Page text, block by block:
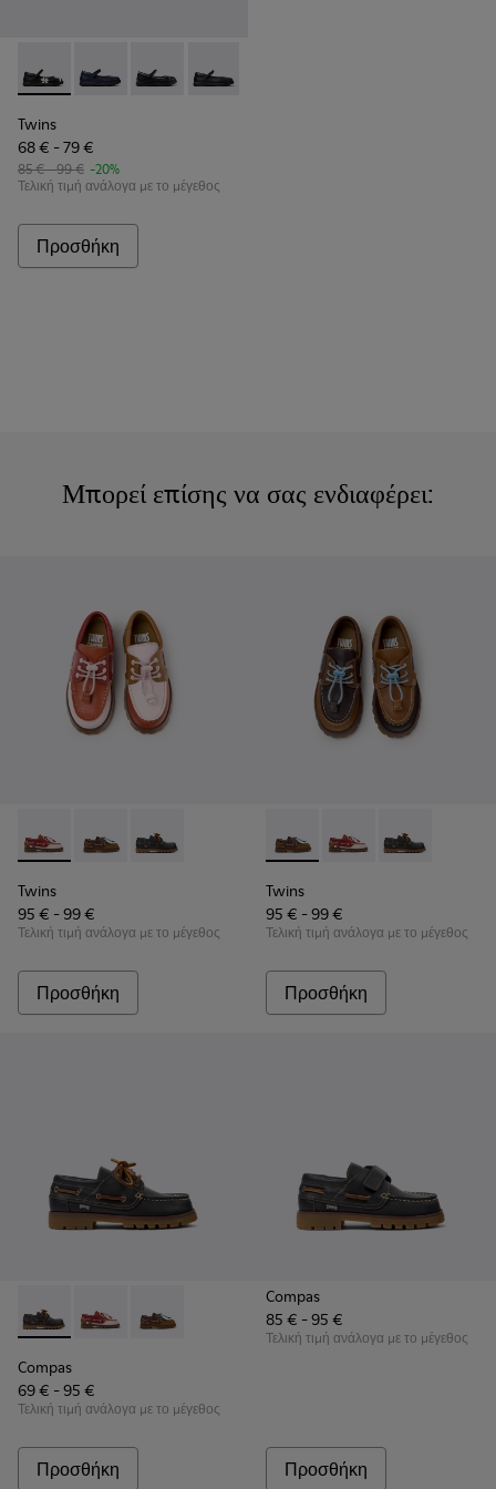
Twins - K800549-006 - Πολύχρωμες δερμάτινες μπαλαρίνες
Twins - K800549-007
Twins - K800549-004
Twins - K800549-003
Twins
68 € - 79 €
85 € - 99 € -20%
Τελική τιμή ανάλογα με το μέγεθος
Προσθήκη
Μπορεί επίσης να σας ενδιαφέρει:
Twins - K800416-008 - Πολύχρωμα δερμάτινα ναυτικά
Twins - K800416-007 - Καφέ δερμάτινα ναυτικά
Twins - K800416-001 - Παιδικά ναυτικά
Twins
95 € - 99 €
Τελική τιμή ανάλογα με το μέγεθος
Προσθήκη
Twins - K800416-007 - Καφέ
Twins - K800416-008
Twins -
Twins
95 € - 99 €
Τελική τιμή ανάλογα με το μέγεθος
Προσθήκη
Compas - K800416-001 - Παιδικά ναυτικά παπούτσια από
Compas - K800416-008 - Πολύχρωμα δερμάτινα
Compas - K800416-007 - Καφέ δερμάτινα
Compas
69 € - 95 €
Τελική τιμή ανάλογα με το μέγεθος
Προσθήκη
Compas
85 € - 95 €
Τελική τιμή ανάλογα με το μέγεθος
Προσθήκη